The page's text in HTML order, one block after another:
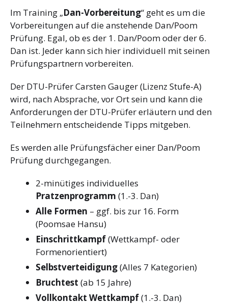
Im Training „Dan-Vorbereitung“ geht es um die
Vorbereitungen auf die anstehende Dan/Poom
Prüfung. Egal, ob es der 1. Dan/Poom oder der 6.
Dan ist. Jeder kann sich hier individuell mit seinen
Prüfungspartnern vorbereiten.
Der DTU-Prüfer Carsten Gauger (Lizenz Stufe-A)
wird, nach Absprache, vor Ort sein und kann die
Anforderungen der DTU-Prüfer erläutern und den
Teilnehmern entscheidende Tipps mitgeben.
Es werden alle Prüfungsfächer einer Dan/Poom
Prüfung durchgegangen.
2-minütiges individuelles
Pratzenprogramm (1.-3. Dan)
Alle Formen – ggf. bis zur 16. Form
(Poomsae Hansu)
Einschrittkampf(Wettkampf- oder
Formenorientiert)
Selbstverteidigung(Alles 7 Kategorien)
Bruchtest (ab 15 Jahre)
Vollkontakt Wettkampf(1.-3. Dan)